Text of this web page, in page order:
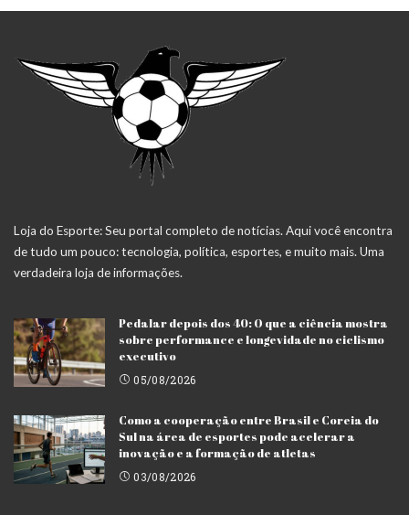
Loja do Esporte: Seu portal completo de notícias. Aqui você encontra
de tudo um pouco: tecnologia, política, esportes, e muito mais. Uma
verdadeira loja de informações.
Pedalar depois dos 40: O que a ciência mostra
sobre performance e longevidade no ciclismo
executivo
05/08/2026
Como a cooperação entre Brasil e Coreia do
Sul na área de esportes pode acelerar a
inovação e a formação de atletas
03/08/2026